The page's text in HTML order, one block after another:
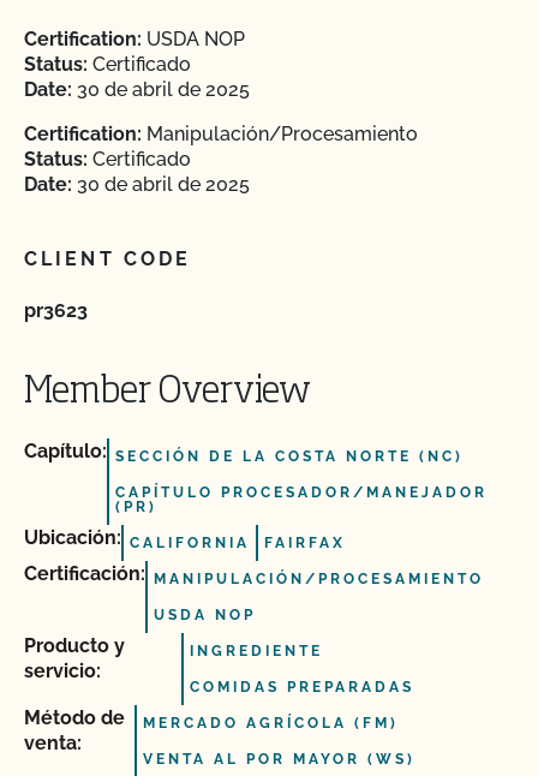
Certification: USDA NOP
Status: Certificado
Date: 30 de abril de 2025
Certification: Manipulación/Procesamiento
Status: Certificado
Date: 30 de abril de 2025
CLIENT CODE
pr3623
Member Overview
Capítulo: SECCIÓN DE LA COSTA NORTE (NC)
CAPÍTULO PROCESADOR/MANEJADOR
(PR)
Ubicación: CALIFORNIA FAIRFAX
Certificación: MANIPULACIÓN/PROCESAMIENTO
USDA NOP
Producto y
servicio:
INGREDIENTE
COMIDAS PREPARADAS
Método de
venta:
MERCADO AGRÍCOLA (FM)
VENTA AL POR MAYOR (WS)